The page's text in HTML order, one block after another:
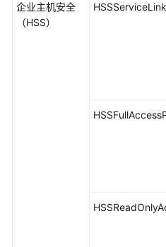
企业主机安全
（HSS）